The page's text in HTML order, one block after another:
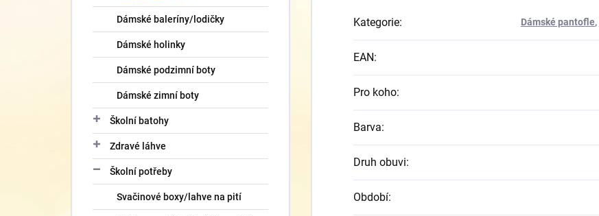
Dámské baleríny/lodičky
Dámské holinky
Dámské podzimní boty
Dámské zimní boty
Školní batohy
Zdravé láhve
Školní potřeby
Svačinové boxy/lahve na pití
Kategorie: Dámské pantofle,
EAN:
Pro koho:
Barva:
Druh obuvi:
Období: